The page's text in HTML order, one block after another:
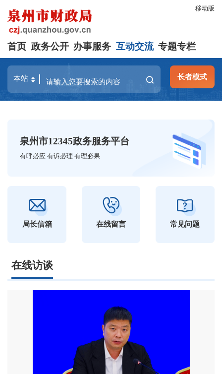
移动版
首页 政务公开 办事服务 互动交流 专题专栏
长者模式
泉州市12345政务服务平台
有呼必应 有诉必理 有理必果
局长信箱 在线留言 常见问题
在线访谈